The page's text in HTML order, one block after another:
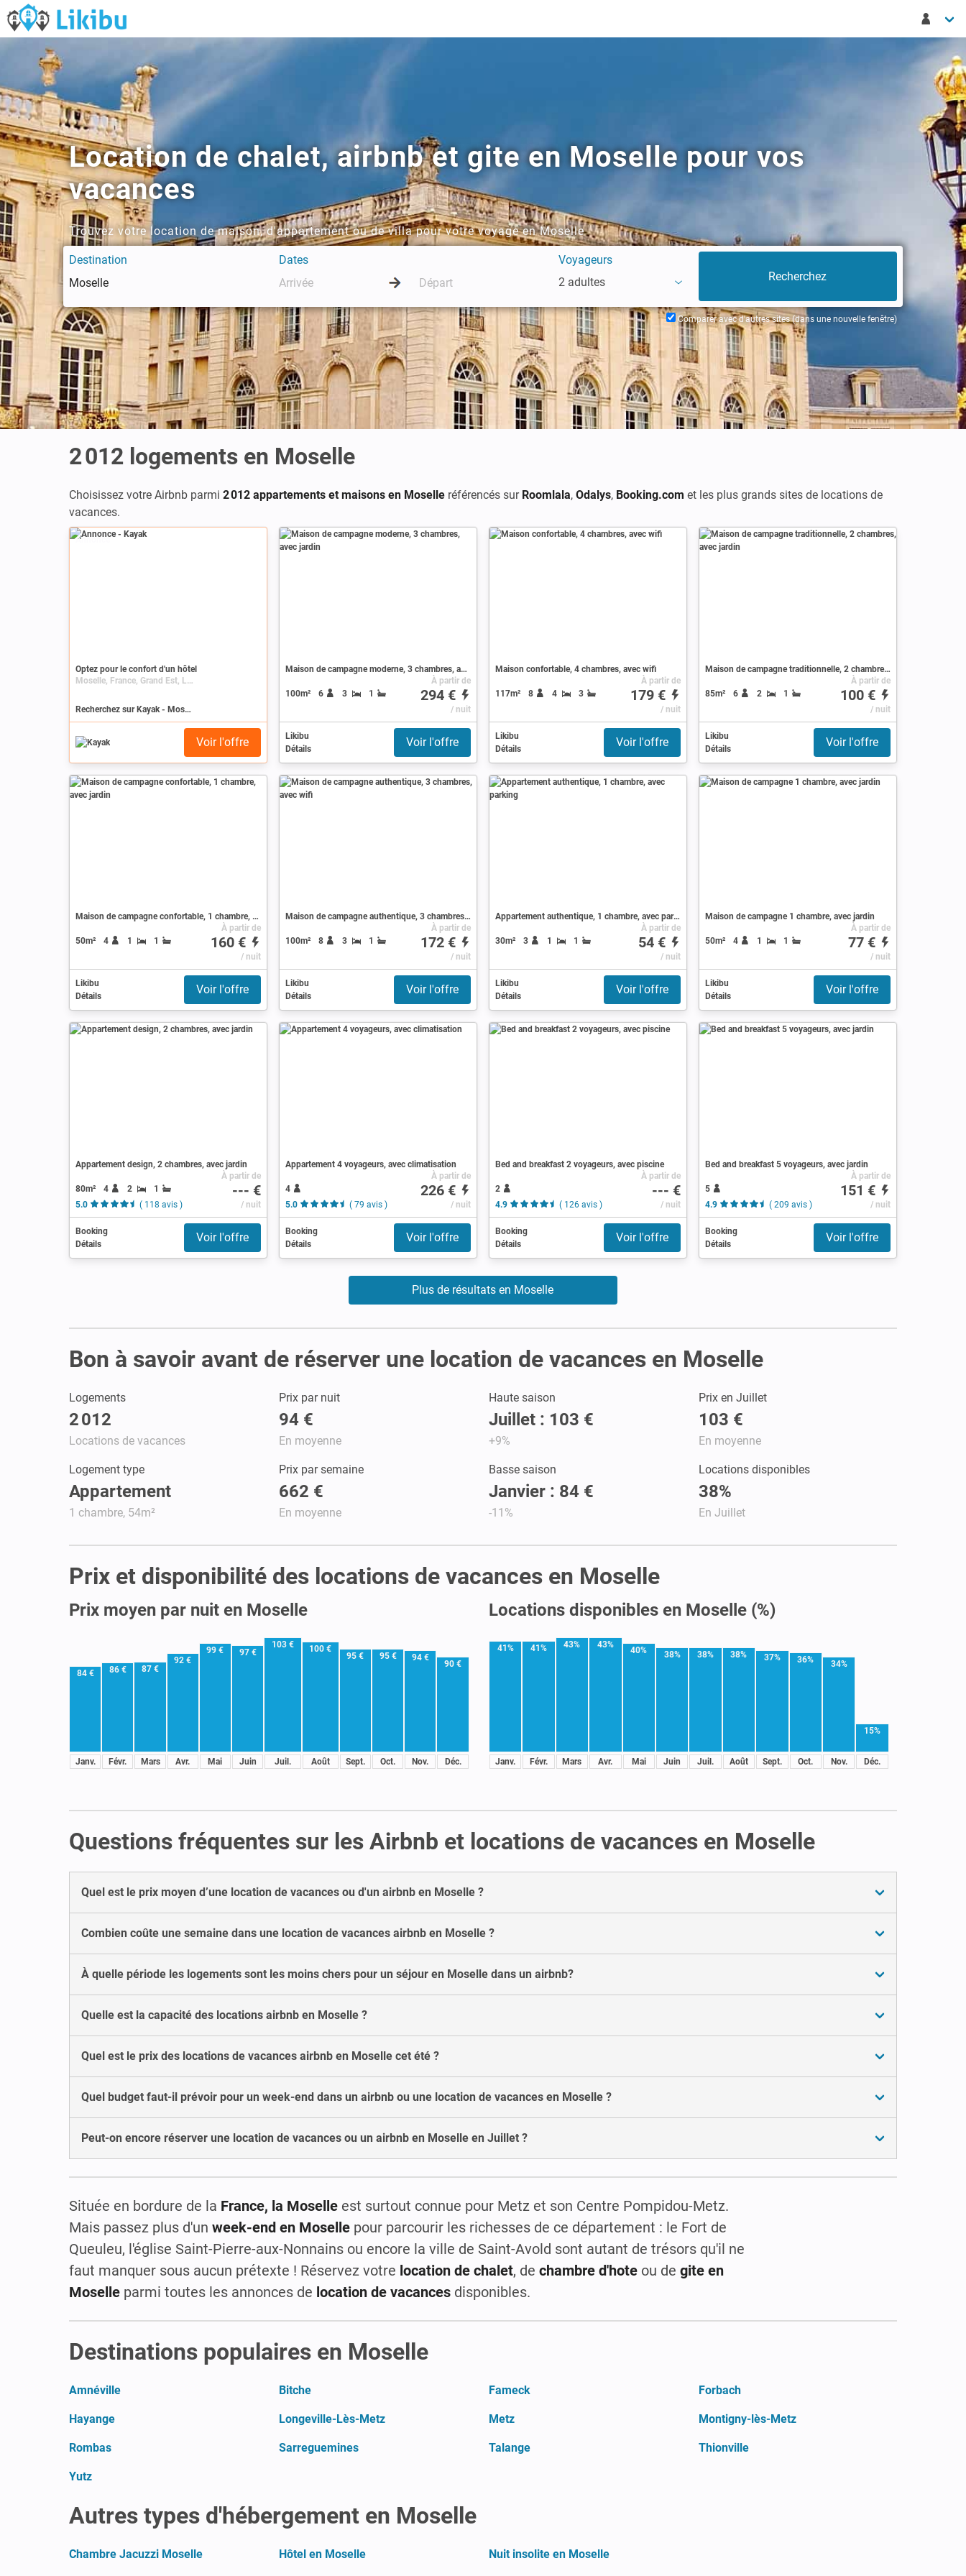
Location de chalet, airbnb et gite en Moselle pour vos
vacances
Trouvez votre location de maison, d'appartement ou de villa pour votre voyage en Moselle
Destination Dates
Voyageurs
2 adultes
Comparer avec d'autres sites (dans une nouvelle fenêtre)
2 012 logements en Moselle
Choisissez votre Airbnb parmi 2 012 appartements et maisons en Moselle référencés sur Roomlala, Odalys, Booking.com et les plus grands sites de locations de
vacances.
Annonce
Optez pour le confort d'un hôtel
Moselle, France, Grand Est, Lorraine
Recherchez sur Kayak - Moselle
Voir l'offre
Maison de campagne moderne, 3 chambres, avec jardin
100m² 6 3 1
À partir de
294 €
/ nuit
Likibu
Détails
Voir l'offre
Maison confortable, 4 chambres, avec wifi
117m² 8 4 3
À partir de
179 €
/ nuit
Likibu
Détails
Voir l'offre
Maison de campagne traditionnelle, 2 chambres, avec jardin
85m² 6 2 1
À partir de
100 €
/ nuit
Likibu
Détails
Voir l'offre
Maison de campagne confortable, 1 chambre, avec jardin
50m² 4 1 1
À partir de
160 €
/ nuit
Likibu
Détails
Voir l'offre
Maison de campagne authentique, 3 chambres, avec wifi
100m² 8 3 1
À partir de
172 €
/ nuit
Likibu
Détails
Voir l'offre
Appartement authentique, 1 chambre, avec parking
30m² 3 1 1
À partir de
54 €
/ nuit
Likibu
Détails
Voir l'offre
Maison de campagne 1 chambre, avec jardin
50m² 4 1 1
À partir de
77 €
/ nuit
Likibu
Détails
Voir l'offre
Appartement design, 2 chambres, avec jardin
80m² 4 2
1
5.0
( 118 avis )
À partir de
--- €
/ nuit
Booking
Détails
Voir l'offre
Appartement 4 voyageurs, avec climatisation
4
5.0
( 79 avis )
À partir de
226 €
/ nuit
Booking
Détails
Voir l'offre
Bed and breakfast 2 voyageurs, avec piscine
2
4.9
( 126 avis )
À partir de
--- €
/ nuit
Booking
Détails
Voir l'offre
Bed and breakfast 5 voyageurs, avec jardin
5
4.9
( 209 avis )
À partir de
151 €
/ nuit
Booking
Détails
Voir l'offre
Plus de résultats en Moselle
Bon à savoir avant de réserver une location de vacances en Moselle
Logements
2 012
Locations de vacances
Prix par nuit
94 €
En moyenne
Haute saison
Juillet : 103 €
+9%
Prix en Juillet
103 €
En moyenne
Logement type
Appartement
1 chambre, 54m²
Prix par semaine
662 €
En moyenne
Basse saison
Janvier : 84 €
-11%
Locations disponibles
38%
En Juillet
Prix et disponibilité des locations de vacances en Moselle
Prix moyen par nuit en Moselle
84 €
Janv.
86 €
Févr.
87 €
Mars
92 €
Avr.
99 €
Mai
97 €
Juin
103 €
Juil.
100 €
Août
95 €
Sept.
95 €
Oct.
94 €
Nov.
90 €
Déc.
Locations disponibles en Moselle (%)
41%
Janv.
41%
Févr.
43%
Mars
43%
Avr.
40%
Mai
38%
Juin
38%
Juil.
38%
Août
37%
Sept.
36%
Oct.
34%
Nov.
15%
Déc.
Questions fréquentes sur les Airbnb et locations de vacances en Moselle
Quel est le prix moyen d’une location de vacances ou d'un airbnb en Moselle ?
Combien coûte une semaine dans une location de vacances airbnb en Moselle ?
À quelle période les logements sont les moins chers pour un séjour en Moselle dans un airbnb?
Quelle est la capacité des locations airbnb en Moselle ?
Quel est le prix des locations de vacances airbnb en Moselle cet été ?
Quel budget faut-il prévoir pour un week-end dans un airbnb ou une location de vacances en Moselle ?
Peut-on encore réserver une location de vacances ou un airbnb en Moselle en Juillet ?
Située en bordure de la France, la Moselle est surtout connue pour Metz et son Centre Pompidou-Metz.
Mais passez plus d'un week-end en Moselle pour parcourir les richesses de ce département : le Fort de
Queuleu, l'église Saint-Pierre-aux-Nonnains ou encore la ville de Saint-Avold sont autant de trésors qu'il ne
faut manquer sous aucun prétexte ! Réservez votre location de chalet, de chambre d'hote ou de gite en
Moselle parmi toutes les annonces de location de vacances disponibles.
Destinations populaires en Moselle
Amnéville Bitche Fameck Forbach
Hayange Longeville-Lès-Metz Metz Montigny-lès-Metz
Rombas Sarreguemines Talange Thionville
Yutz
Autres types d'hébergement en Moselle
Chambre Jacuzzi Moselle Hôtel en Moselle Nuit insolite en Moselle